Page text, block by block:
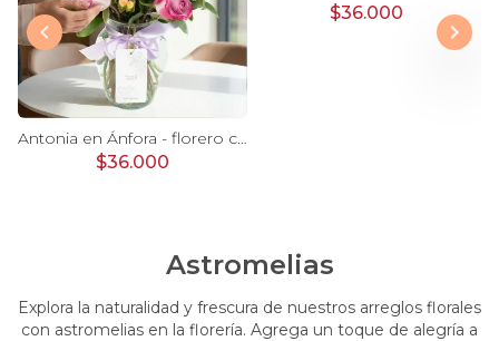
Antonia en Ánfora - florero con 9 rosas lila e hypericum
$36.000
$36.000
Astromelias
Explora la naturalidad y frescura de nuestros arreglos florales
con astromelias en la florería. Agrega un toque de alegría a